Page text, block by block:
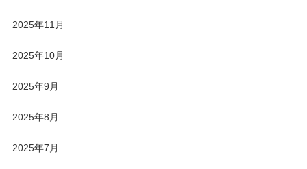
2025年11月
2025年10月
2025年9月
2025年8月
2025年7月